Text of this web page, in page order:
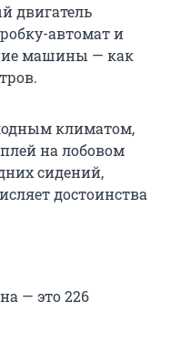
двигатель
автомат и
машины — как
климатом,
на лобовом
сидений,
достоинства
— это 226